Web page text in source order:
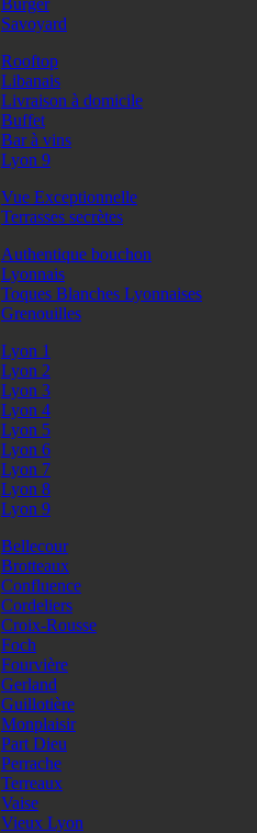
Burger
Savoyard
Rooftop
Libanais
Livraison à domicile
Buffet
Bar à vins
Lyon 9
Vue Exceptionnelle
Terrasses secrètes
Authentique bouchon
Lyonnais
Toques Blanches Lyonnaises
Grenouilles
Lyon 1
Lyon 2
Lyon 3
Lyon 4
Lyon 5
Lyon 6
Lyon 7
Lyon 8
Lyon 9
Bellecour
Brotteaux
Confluence
Cordeliers
Croix-Rousse
Foch
Fourvière
Gerland
Guillotière
Monplaisir
Part Dieu
Perrache
Terreaux
Vaise
Vieux Lyon